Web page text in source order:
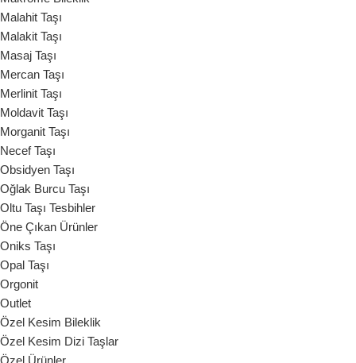
Malahit Taşı
Malakit Taşı
Masaj Taşı
Mercan Taşı
Merlinit Taşı
Moldavit Taşı
Morganit Taşı
Necef Taşı
Obsidyen Taşı
Oğlak Burcu Taşı
Oltu Taşı Tesbihler
Öne Çıkan Ürünler
Oniks Taşı
Opal Taşı
Orgonit
Outlet
Özel Kesim Bileklik
Özel Kesim Dizi Taşlar
Özel Ürünler